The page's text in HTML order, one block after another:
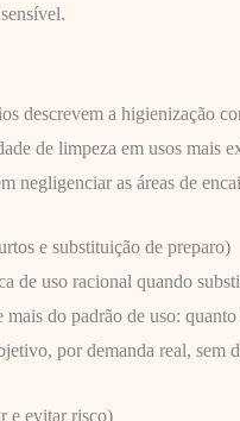
descrevem a higienização
de limpeza em usos
negligenciar as áreas de
e substituição de preparo)
uso racional quando
do padrão de uso:
por demanda real, sem
e evitar risco)